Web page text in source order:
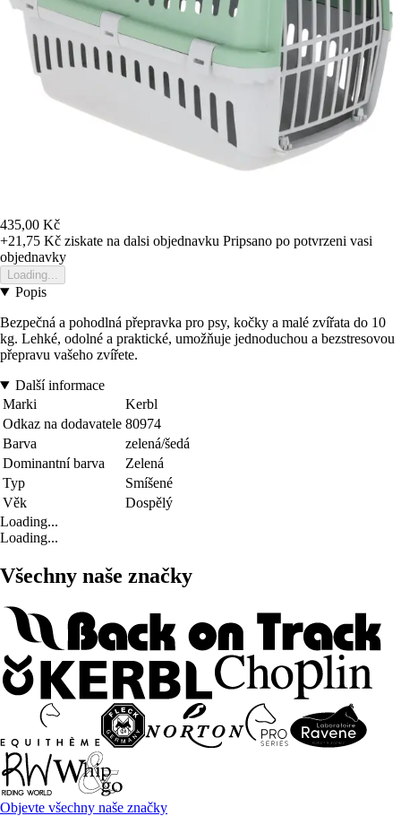
435,00 Kč
+21,75 Kč ziskate na dalsi objednavku Pripsano po potvrzeni vasi
objednavky
Loading...
Popis
Bezpečná a pohodlná přepravka pro psy, kočky a malé zvířata do 10
kg. Lehké, odolné a praktické, umožňuje jednoduchou a bezstresovou
přepravu vašeho zvířete.
Další informace
Marki
Kerbl
Odkaz na dodavatele 80974
Barva
zelená/šedá
Dominantní barva
Zelená
Typ
Smíšené
Věk
Dospělý
Loading...
Loading...
Všechny naše značky
Objevte všechny naše značky